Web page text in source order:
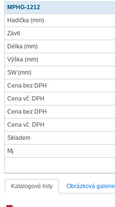
MPHG-1212
Hadička (mm)
Závit
Délka (mm)
Výška (mm)
SW(mm)
Cena bez DPH
Cena vč. DPH
Cena bez DPH
Cena vč. DPH
Skladem
Mj
Katalogové listy Obrázková galerie